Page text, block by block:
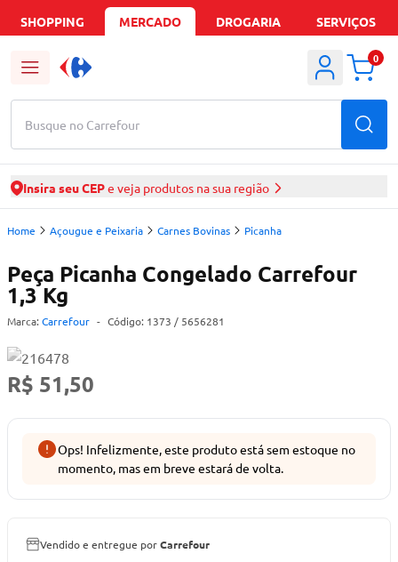
SHOPPING MERCADO DROGARIA SERVIÇOS
Busque no Carrefour
0
Insira seu CEPe veja produtos na sua região
Home Açougue e Peixaria Carnes Bovinas Picanha
Peça Picanha Congelado Carrefour
1,3 Kg
Marca: Carrefour - Código: 1373 / 5656281
R$ 51,50
Ops! Infelizmente, este produto está sem estoque no
momento, mas em breve estará de volta.
Vendido e entregue porCarrefour